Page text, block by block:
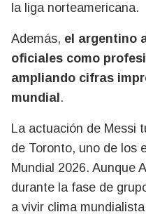
la liga norteamericana.
Además, el argentino
oficiales como
ampliando cifras
mundial .
La actuación de Messi
de Toronto, uno de los
Mundial 2026. Aunque
durante la fase de
a vivir clima